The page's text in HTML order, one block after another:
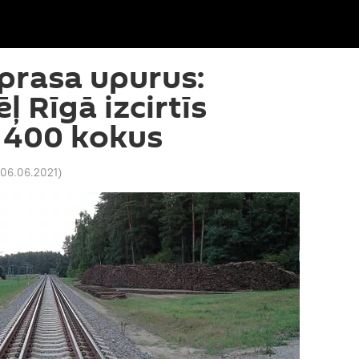
upurus:
Rīgā izcirtīs
kokus
)